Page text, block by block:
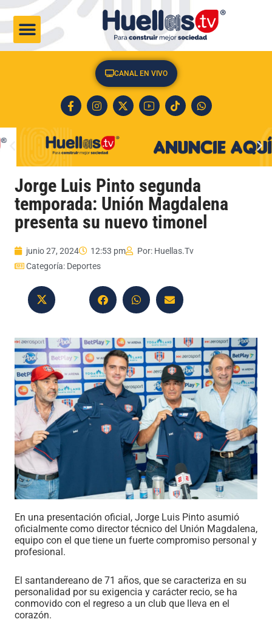
CANAL EN VIVO
Jorge Luis Pinto segunda
temporada: Unión Magdalena
presenta su nuevo timonel
junio 27, 2024 12:53 pm Por: Huellas.Tv
Categoría: Deportes
En una presentación oficial, Jorge Luis Pinto asumió
oficialmente como director técnico del Unión Magdalena,
equipo con el que tiene un fuerte compromiso personal y
profesional.
El santandereano de 71 años, que se caracteriza en su
personalidad por su exigencia y carácter recio, se ha
conmovido con el regreso a un club que lleva en el
corazón.